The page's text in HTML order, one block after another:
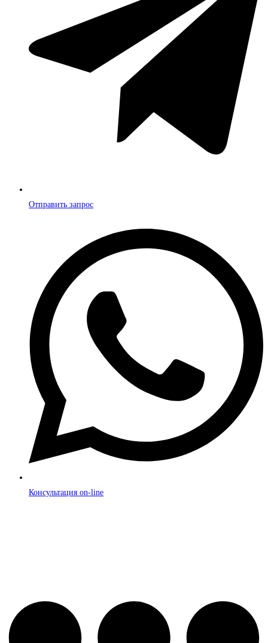
Отправить запрос
Консультация on-line